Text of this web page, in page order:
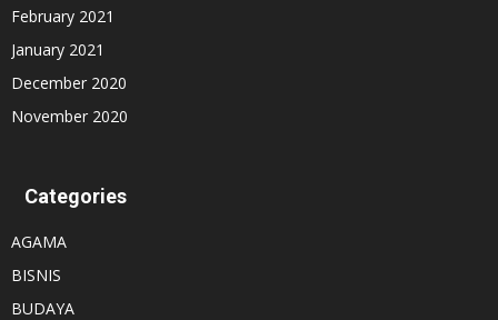
February 2021
January 2021
December 2020
November 2020
Categories
AGAMA
BISNIS
BUDAYA